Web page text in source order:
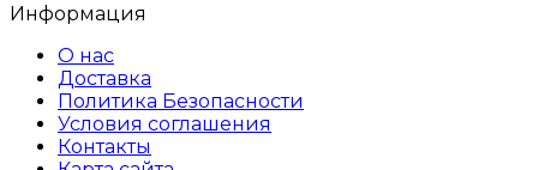
Информация
О нас
Доставка
Политика Безопасности
Условия соглашения
Контакты